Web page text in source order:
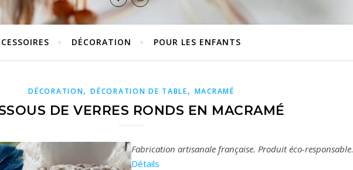
DÉCORATION POUR LES ENFANTS
DÉCORATION,DÉCORATION DE TABLE, MACRAMÉ
DE VERRES RONDS EN MACRAMÉ
Fabrication artisanale française. Produit éco-responsable.
Détails